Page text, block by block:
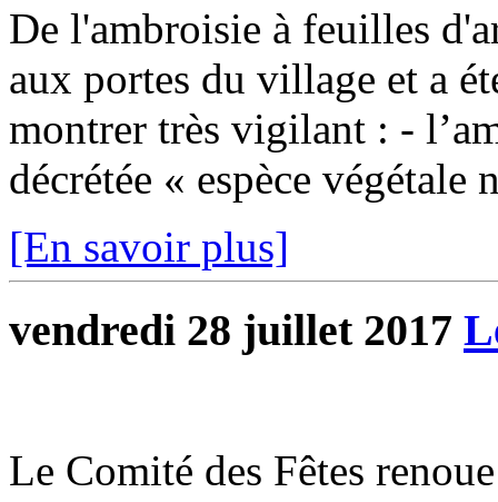
De l'ambroisie à feuilles
aux portes du village et a
montrer très vigilant : -
décrétée « espèce végétale
[En savoir plus]
vendredi 28 juillet 2017
Le Comité des Fêtes